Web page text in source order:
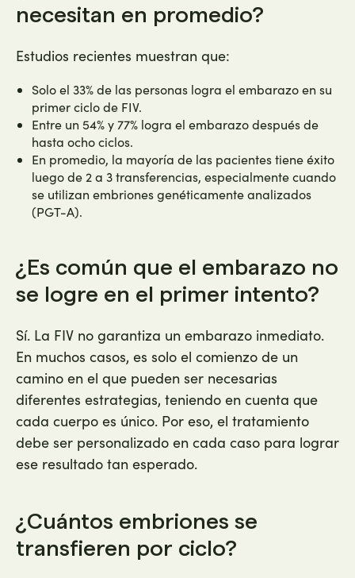
necesitan en promedio?
Estudios recientes muestran que:
Solo el 33% de las personas logra el embarazo en su
primer ciclo de FIV.
Entre un 54% y 77% logra el embarazo después de
hasta ocho ciclos.
En promedio, la mayoría de las pacientes tiene éxito
luego de 2 a 3 transferencias, especialmente cuando
se utilizan embriones genéticamente analizados
(PGT-A).
¿Es común que el embarazo no
se logre en el primer intento?
Sí. La FIV no garantiza un embarazo inmediato.
En muchos casos, es solo el comienzo de un
camino en el que pueden ser necesarias
diferentes estrategias, teniendo en cuenta que
cada cuerpo es único. Por eso, el tratamiento
debe ser personalizado en cada caso para lograr
ese resultado tan esperado.
¿Cuántos embriones se
transfieren por ciclo?